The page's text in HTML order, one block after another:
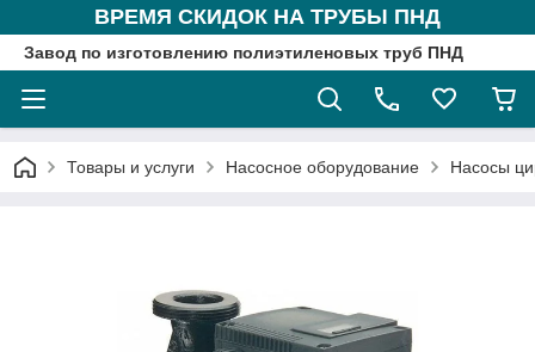
ВРЕМЯ СКИДОК НА ТРУБЫ ПНД
Завод по изготовлению полиэтиленовых труб ПНД
Товары и услуги Насосное оборудование Насосы